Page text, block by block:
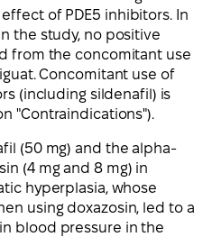
of PDE5 inhibitors. In
the study, no positive
from the concomitant use
Concomitant use of
(including sildenafil) is
"Contraindications").
(50 mg) and the alpha-
(4 mg and 8 mg) in
hyperplasia, whose
using doxazosin, led to a
blood pressure in the